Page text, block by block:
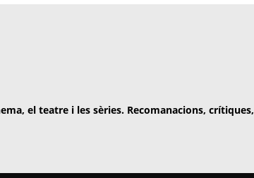
el teatre i les sèries. Recomanacions, crítiques,